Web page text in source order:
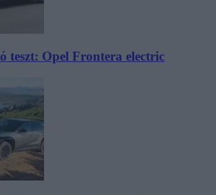
teszt: Opel Frontera electric